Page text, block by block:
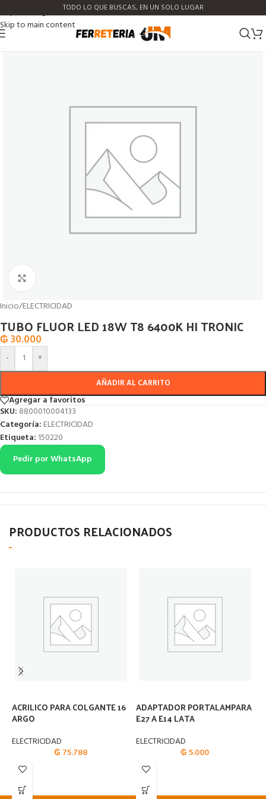
Skip to navigation
Skip to main content
TODO LO QUE BUSCAS, EN UN SOLO LUGAR
Inicio/ELECTRICIDAD
TUBO FLUOR LED 18W T8 6400K HI TRONIC
₲30.000
- +
AÑADIR AL CARRITO
Agregar a favoritos
SKU: 8800010004133
Categoría: ELECTRICIDAD
Etiqueta: 150220
Pedir por WhatsApp
PRODUCTOS RELACIONADOS
ACRILICO PARA COLGANTE 16
ARGO
ELECTRICIDAD
₲ 75.788
ADAPTADOR PORTALAMPARA
E27 A E14 LATA
ELECTRICIDAD
₲5.000